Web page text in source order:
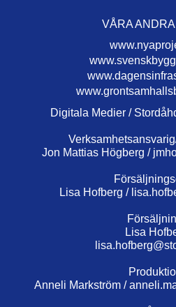
VÅRA
Digitala Medier /
Jon Mattias Högberg /
Lisa Hofberg /
Lisa
Anneli Markström /